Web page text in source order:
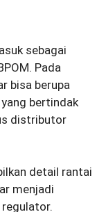
sebagai
Pada
bisa berupa
bertindak
distributor
detail rantai
menjadi